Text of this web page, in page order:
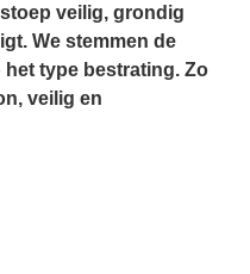
veilig, grondig
We stemmen de
type bestrating. Zo
veilig en